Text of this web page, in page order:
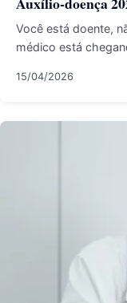
Você está doente,
médico está
15/04/2026